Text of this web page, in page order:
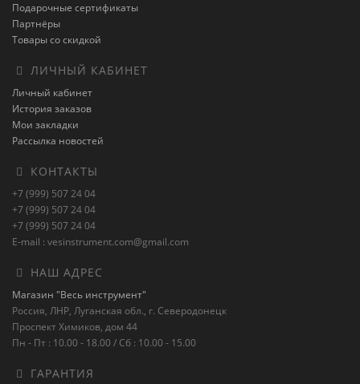
Подарочные сертификаты
Партнёры
Товары со скидкой
ЛИЧНЫЙ КАБИНЕТ
Личный кабинет
История заказов
Мои закладки
Рассылка новостей
КОНТАКТЫ
+7 (999) 507 24 04
+7 (999) 507 24 04
+7 (999) 507 24 04
E-mail : vesinstrument.com@gmail.com
НАШ АДРЕС
Магазин "Весь инструмент"
Россия, ЛНР, Луганская обл., г. Северодонецк
Проспект Химиков, дом 44
Пн - Пт : 10.00 - 18.00 / Сб : 10.00 - 15.00
ГАРАНТИЯ